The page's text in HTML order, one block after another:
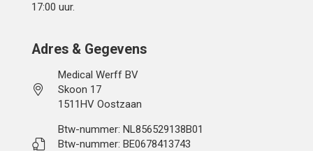
17:00 uur.
Adres & Gegevens
Medical Werff BV
Skoon 17
1511HV Oostzaan
Btw-nummer: NL856529138B01
Btw-nummer: BE0678413743